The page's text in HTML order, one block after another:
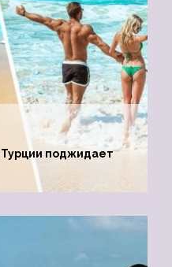
Турции поджидает